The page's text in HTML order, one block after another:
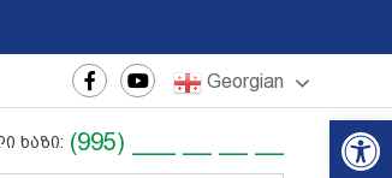
ფესტივალი | რეგიონული
Georgian
ხაზი: (995) ___ __ __ __